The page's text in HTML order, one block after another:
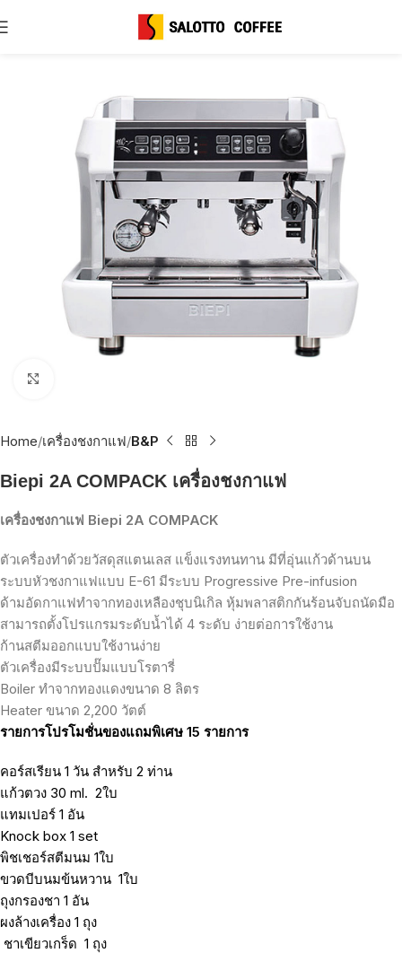
Home เครื่องชงกาแฟ B&P
Biepi 2A COMPACK เครื่องชงกาแฟ
เครื่องชงกาแฟ Biepi 2A COMPACK
ตัวเครื่องทำด้วยวัสดุสแตนเลส แข็งแรงทนทาน มีที่อุ่นแก้วด้านบน
ระบบหัวชงกาแฟแบบ E-61 มีระบบ Progressive Pre-infusion
ด้ามอัดกาแฟทำจากทองเหลืองชุบนิเกิล หุ้มพลาสติกกันร้อนจับถนัดมือ
สามารถตั้งโปรแกรมระดับน้ำได้ 4 ระดับ ง่ายต่อการใช้งาน
ก้านสตีมออกแบบใช้งานง่าย
ตัวเครื่องมีระบบปั๊มแบบโรตารี่
Boiler ทำจากทองแดงขนาด 8 ลิตร
Heater ขนาด 2,200 วัตต์
รายการโปรโมชั่นของแถมพิเศษ 15 รายการ
คอร์สเรียน 1 วัน สำหรับ 2 ท่าน
แก้วตวง 30 ml. 2ใบ
แทมเปอร์ 1 อัน
Knock box 1 set
พิชเชอร์สตีมนม 1ใบ
ขวดบีบนมข้นหวาน 1ใบ
ถุงกรองชา 1 อัน
ผงล้างเครื่อง 1 ถุง
ชาเขียวเกร็ด 1 ถุง